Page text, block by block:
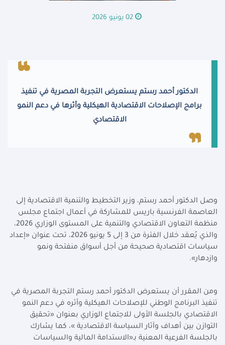
02 يونيو 2026
الدكتور أحمد رستم يستعرض التجربة المصرية في تنفيذ
برامج الإصلاحات الاقتصادية الهيكلية وأثرها في دعم النمو
الاقتصادي
وصل الدكتور أحمد رستم، وزير التخطيط والتنمية الاقتصادية إلى
العاصمة الفرنسية باريس للمشاركة في أعمال اجتماع مجلس
منظمة التعاون الاقتصادي والتنمية على المستوى الوزاري 2026،
والذي يُعقد خلال الفترة من 3 إلى 5 يونيو 2026، تحت عنوان «إعداد
سياسات اقتصادية صحيحة من أجل أسواق منفتحة ونمو
وازدهار».
ومن المقرر أن يستعرض الدكتور أحمد رستم التجربة المصرية في
تنفيذ البرنامج الوطني للإصلاحات الهيكلية وأثره في دعم النمو
الاقتصادي بالجلسة الأولى للاجتماع الوزاري بعنوان «تحقيق
التوازن بين أهداف وآثار السياسة الاقتصادية »، كما يشارك
بالجلسة الفرعية المعنية بـ«الاستدامة المالية والسياسات